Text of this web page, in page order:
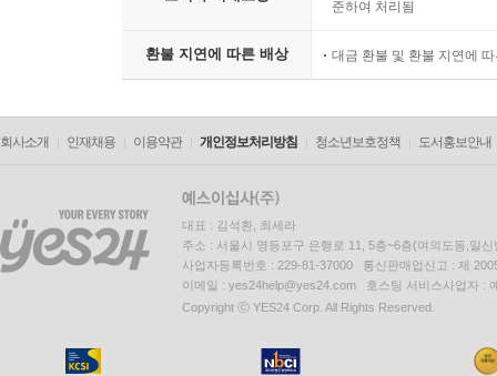
준하여 처리됨
환불 지연에 따른 배상 대금 환불 및 환불 지연에
회사소개 인재채용 이용약관 개인정보처리방침 청소년보호정책 도서홍보안내
대표 : 김석환, 최세라
주소 : 서울시 영등포구 은행로 11, 5층~6층(여의도동,일신
사업자등록번호 : 229-81-37000 통신판매업신고 : 제
이메일 : yes24help@yes24.com 호스팅 서비스사업자 :
Copyright ⓒ YES24 Corp. All Rights Reserved.